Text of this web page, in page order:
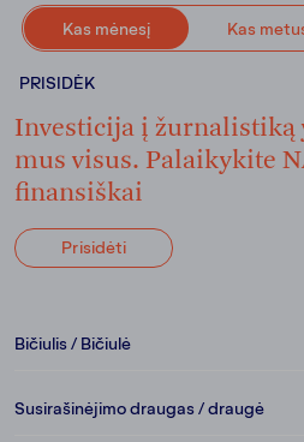
Kas mėnesį Kas
PRISIDĖK
Investicija į žurnalistiką
mus visus. Palaikykite
finansiškai
Prisidėti
Bičiulis / Bičiulė
Susirašinėjimo draugas / draugė